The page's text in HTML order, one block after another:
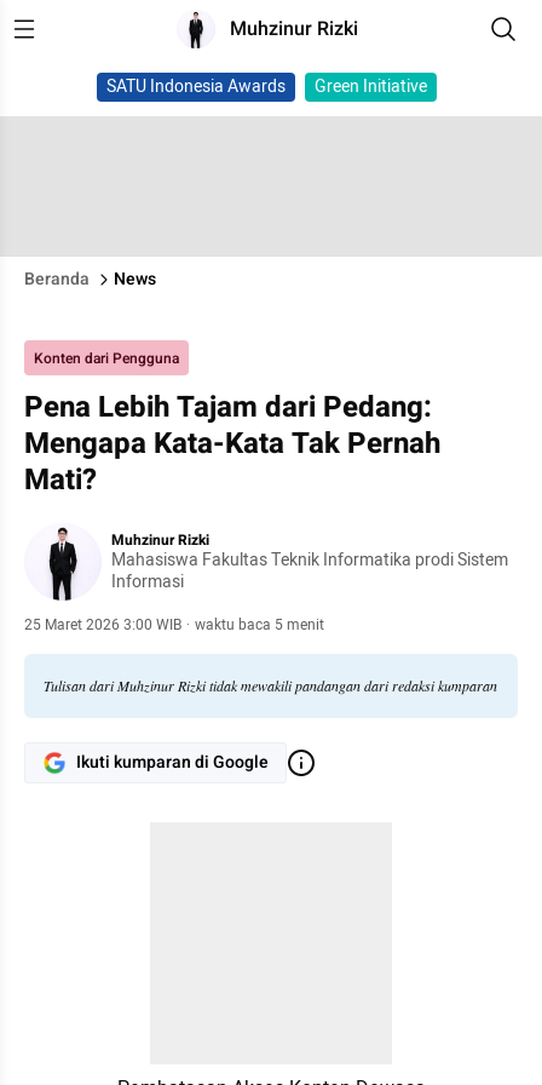
Muhzinur Rizki
SATU Indonesia Awards Green Initiative
Beranda News
Konten dari Pengguna
Pena Lebih Tajam dari Pedang:
Mengapa Kata-Kata Tak Pernah
Mati?
Muhzinur Rizki
Mahasiswa Fakultas Teknik Informatika prodi Sistem
Informasi
25 Maret 2026 3:00 WIB · waktu baca 5 menit
Tulisan dari Muhzinur Rizki tidak mewakili pandangan dari redaksi kumparan
Ikuti kumparan di Google